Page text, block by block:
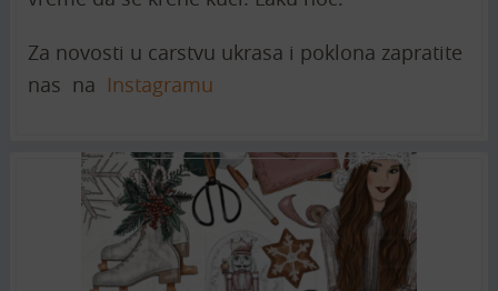
Za novosti u carstvu ukrasa i poklona zapratite
nas na Instagramu